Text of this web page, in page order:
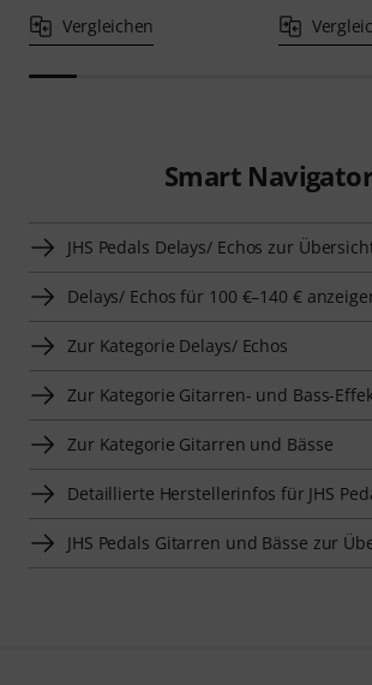
Vergleichen
Smart Navigator
JHS Pedals Delays/ Echos zur
Delays/ Echos für 100 €–140 €
Zur Kategorie Delays/ Echos
Zur Kategorie Gitarren- und Bass-
Zur Kategorie Gitarren und Bässe
Detaillierte Herstellerinfos für JHS
JHS Pedals Gitarren und Bässe zur